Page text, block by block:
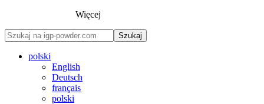
Więcej
Szukaj
polski
English
Deutsch
français
polski